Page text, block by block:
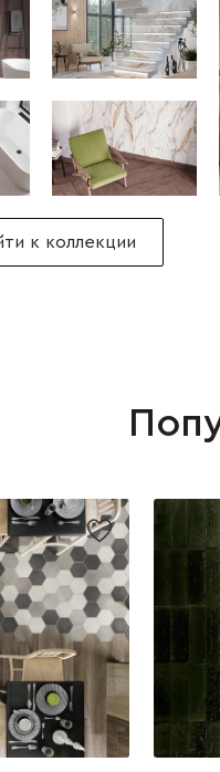
к коллекции